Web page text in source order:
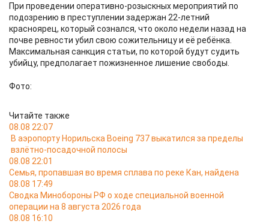
При проведении оперативно-розыскных мероприятий по
подозрению в преступлении задержан 22-летний
красноярец, который сознался, что около недели назад на
почве ревности убил свою сожительницу и её ребёнка.
Максимальная санкция статьи, по которой будут судить
убийцу, предполагает пожизненное лишение свободы.
Фото:
Читайте также
08.08 22:07
В аэропорту Норильска Boeing 737 выкатился за пределы
взлётно-посадочной полосы
08.08 22:01
Семья, пропавшая во время сплава по реке Кан, найдена
08.08 17:49
Сводка Минобороны РФ о ходе специальной военной
операции на 8 августа 2026 года
08.08 16:10